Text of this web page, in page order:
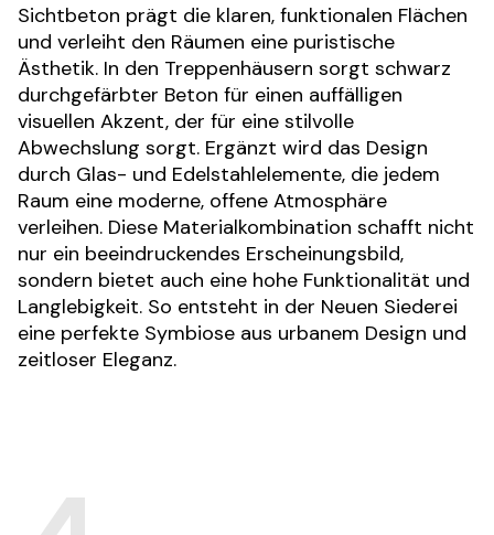
Sichtbeton prägt die klaren, funktionalen Flächen
und verleiht den Räumen eine puristische
Ästhetik. In den Treppenhäusern sorgt schwarz
durchgefärbter Beton für einen auffälligen
visuellen Akzent, der für eine stilvolle
Abwechslung sorgt. Ergänzt wird das Design
durch Glas- und Edelstahlelemente, die jedem
Raum eine moderne, offene Atmosphäre
verleihen. Diese Materialkombination schafft nicht
nur ein beeindruckendes Erscheinungsbild,
sondern bietet auch eine hohe Funktionalität und
Langlebigkeit. So entsteht in der Neuen Siederei
eine perfekte Symbiose aus urbanem Design und
zeitloser Eleganz.